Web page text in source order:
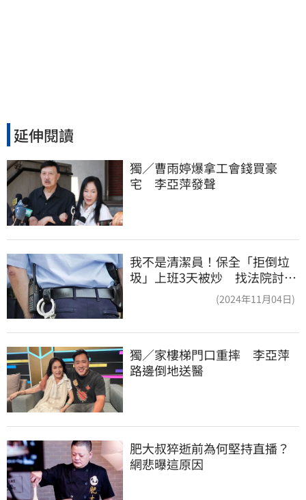
延伸閱讀
獨／曹雨婷爆拿工會錢買豪
宅　李亞萍發聲
我不是清潔員！保全「拒倒垃
圾」上班3天被炒 找法院討公
(2024年11月04日)
獨／家樓梯門口重摔　李亞萍
路邊倒地送醫
肥大叔猝逝前為何堅持直播？
網悲曝這原因